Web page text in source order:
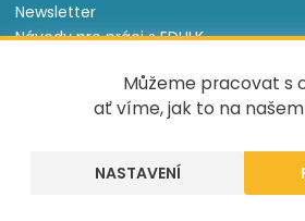
Můžeme pracovat s
ať víme, jak to na
NASTAVENÍ
Newsletter
Návody pro práci s EDULK
Nastavení cookies
Informace o souborech cookie
Tento projekt je spolufinancován
fondem a státním rozpočtem České